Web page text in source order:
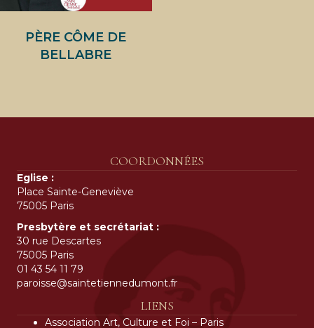
PÈRE CÔME DE
BELLABRE
COORDONNÉES
Eglise :
Place Sainte-Geneviève
75005 Paris
Presbytère et secrétariat :
30 rue Descartes
75005 Paris
01 43 54 11 79
paroisse@saintetiennedumont.fr
LIENS
Association Art, Culture et Foi – Paris